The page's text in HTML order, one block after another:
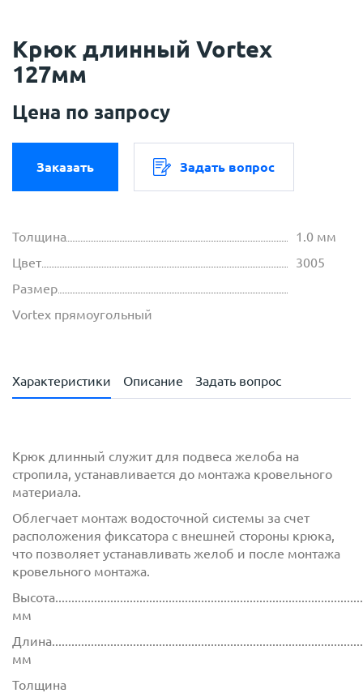
Крюк длинный Vortex
127мм
Цена по запросу
Заказать Задать вопрос
Толщина
1.0 мм
Цвет
3005
Размер
Vortex прямоугольный
Характеристики Описание Задать вопрос
Крюк длинный служит для подвеса желоба на
стропила, устанавливается до монтажа кровельного
материала.
Облегчает монтаж водосточной системы за счет
расположения фиксатора с внешней стороны крюка,
что позволяет устанавливать желоб и после монтажа
кровельного монтажа.
мм
мм
Толщина